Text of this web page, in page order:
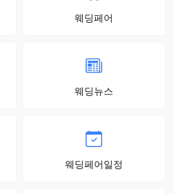
웨딩페어
웨딩뉴스
웨딩페어일정